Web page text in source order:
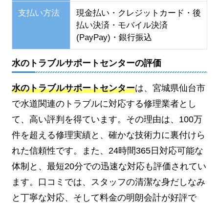
支払い方法
現金払い・クレジットカード・後
払い決済・モバイル決済
(PayPay)・銀行振込
水のトラブルサポートセンターの評価
水のトラブルサポートセンターは、宮城県仙台市
で水道関連のトラブルに対応する修理業者とし
て、高い評判を得ています。その理由は、100万
件を超える修理実績と、確かな技術力に裏付けら
れた信頼性です。また、24時間365日対応可能な
体制と、最短20分での迅速な対応も評価されてい
ます。口コミでは、スタッフの清潔な身だしなみ
と丁寧な対応、そして料金の明朗会計が好評で